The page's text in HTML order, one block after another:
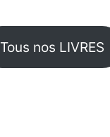
Tous nos LIVRES